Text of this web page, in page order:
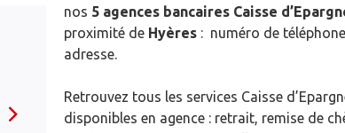
nos 5 agences bancaires Caisse
proximité de Hyères : numéro de
adresse.
Retrouvez tous les services Caisse
disponibles en agence : retrait, remise de